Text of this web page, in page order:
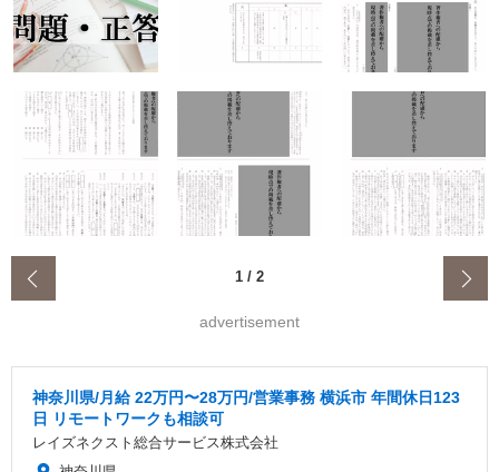
1 / 2
advertisement
神奈川県/月給 22万円〜28万円/営業事務 横浜市 年間休日123
日 リモートワークも相談可
レイズネクスト総合サービス株式会社